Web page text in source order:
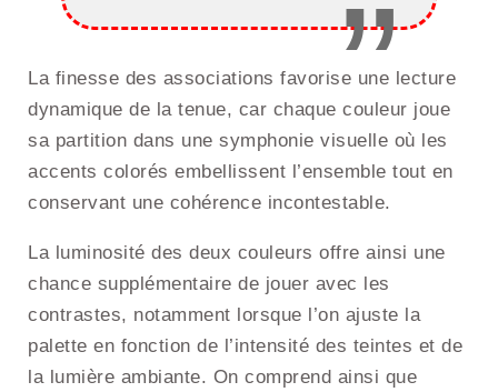
La finesse des associations favorise une lecture
dynamique de la tenue, car chaque couleur joue
sa partition dans une symphonie visuelle où les
accents colorés embellissent l’ensemble tout en
conservant une cohérence incontestable.
La luminosité des deux couleurs offre ainsi une
chance supplémentaire de jouer avec les
contrastes, notamment lorsque l’on ajuste la
palette en fonction de l’intensité des teintes et de
la lumière ambiante. On comprend ainsi que